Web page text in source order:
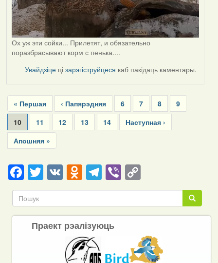
Ох уж эти сойки... Прилетят, и обязательно
поразбрасывают корм с пенька....
Увайдзіце цізарэгіструйцеся каб пакідаць каментары.
Pagination
First
page
« Першая
Previous
page
‹ Папярэдняя Page
6 Page
7 Page
8 Page
9
Current
page
10 Page
11 Page
12 Page
13 Page
14
Next
page
Наступная ›
Last
page
Апошняя »
Facebook
Twitter
VKOdnoklassniki
Telegram
ViberCopy
Link Пошук
Пошук
Праект рэалізуюць